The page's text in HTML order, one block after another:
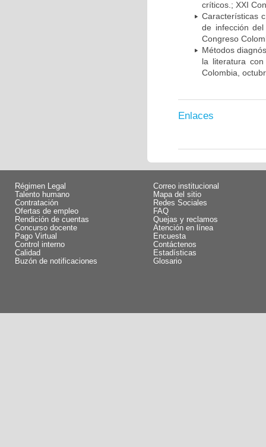
críticos.; XXI
Características
de infección
Congreso
Métodos
la literatura
Colombia,
Enlaces
Régimen Legal
Talento humano
Contratación
Ofertas de empleo
Rendición de cuentas
Concurso docente
Pago Virtual
Control interno
Calidad
Buzón de notificaciones
Correo institucional
Mapa del sitio
Redes Sociales
FAQ
Quejas y reclamos
Atención en línea
Encuesta
Contáctenos
Estadísticas
Glosario